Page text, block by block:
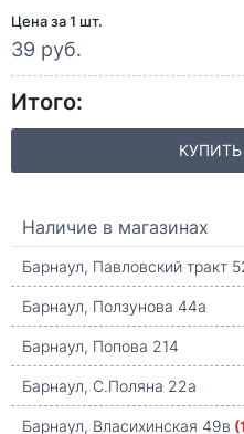
Цена за 1 шт.
39 руб.
Итого:
Наличие в магазинах
Барнаул, Павловский тракт
Барнаул, Ползунова 44а
Барнаул, Попова 214
Барнаул, С.Поляна 22а
Барнаул, Власихинская 49в